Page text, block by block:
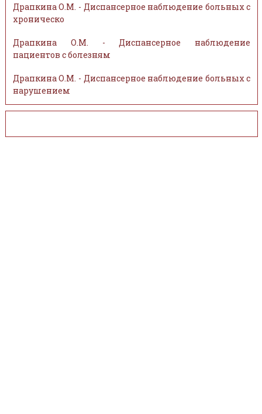
Драпкина О.М. - Диспансерное наблюдение больных с
хроническо
Драпкина О.М. - Диспансерное наблюдение
пациентов с болезням
Драпкина О.М. - Диспансерное наблюдение больных с
нарушением